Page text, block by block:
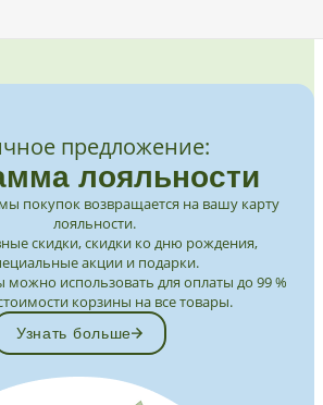
предложение:
лояльности
покупок возвращается на вашу карту
лояльности.
скидки, скидки ко дню рождения,
акции и подарки.
можно использовать для оплаты до 99 %
корзины на все товары.
Узнать больше